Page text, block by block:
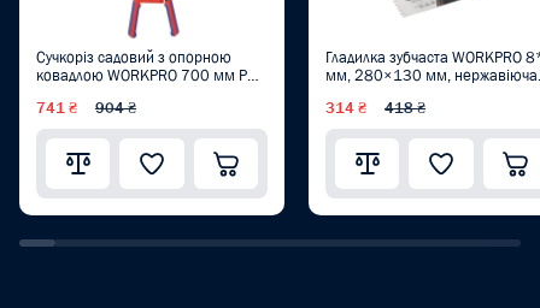
Сучкоріз садовий з опорною
ковадлою WORKPRO 700 мм PRO
741 ₴ 904 ₴
Гладилка зубчаста WORKPRO
мм, 280×130 мм, нержавіюча
WP323002
314 ₴ 418 ₴